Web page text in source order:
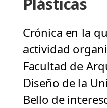
Crónica en la
actividad
Facultad de
Diseño de la
Bello de